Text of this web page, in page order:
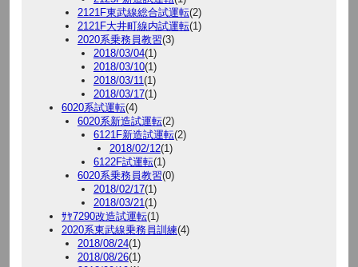
2121F東武線総合試運転(2)
2121F大井町線内試運転(1)
2020系乗務員教習(3)
2018/03/04(1)
2018/03/10(1)
2018/03/11 (1)
2018/03/17(1)
6020系試運転(4)
6020系新造試運転(2)
6121F新造試運転(2)
2018/02/12(1)
6122F試運転(1)
6020系乗務員教習(0)
2018/02/17(1)
2018/03/21 (1)
ｻﾔ7290改造試運転(1)
2020系東武線乗務員訓練(4)
2018/08/24(1)
2018/08/26(1)